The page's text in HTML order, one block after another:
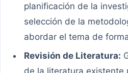
planificación de la
selección de la
abordar el tema de
Revisión de Literatura: